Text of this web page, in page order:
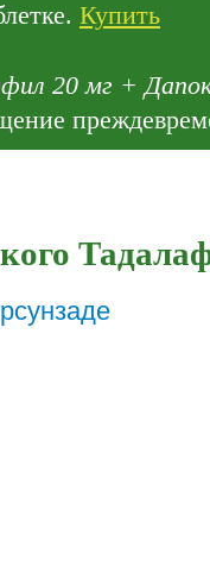
Купить
20 мг +